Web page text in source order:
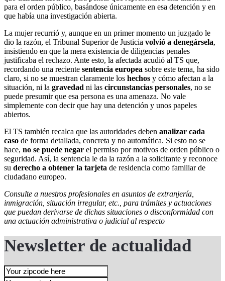
para el orden público, basándose únicamente en esa detención y en
que había una investigación abierta.
La mujer recurrió y, aunque en un primer momento un juzgado le
dio la razón, el Tribunal Superior de Justicia volvió a denegársela,
insistiendo en que la mera existencia de diligencias penales
justificaba el rechazo. Ante esto, la afectada acudió al TS que,
recordando una reciente sentencia europea sobre este tema, ha sido
claro, si no se muestran claramente los hechos y cómo afectan a la
situación, ni la gravedad ni las circunstancias personales, no se
puede presumir que esa persona es una amenaza. No vale
simplemente con decir que hay una detención y unos papeles
abiertos.
El TS también recalca que las autoridades deben analizar cada
caso de forma detallada, concreta y no automática. Si esto no se
hace, no se puede negar el permiso por motivos de orden público o
seguridad. Así, la sentencia le da la razón a la solicitante y reconoce
su derecho a obtener la tarjeta de residencia como familiar de
ciudadano europeo.
Consulte a nuestros profesionales en asuntos de extranjería,
inmigración, situación irregular, etc., para trámites y actuaciones
que puedan derivarse de dichas situaciones o disconformidad con
una actuación administrativa o judicial al respecto
Newsletter de actualidad